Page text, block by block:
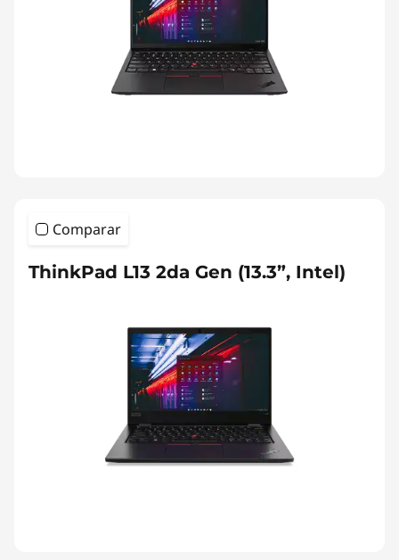
Comparar
ThinkPad L13 2da Gen (13.3”, Intel)